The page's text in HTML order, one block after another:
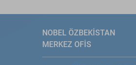
NOBEL ÖZBEKİSTAN
MERKEZ OFİS